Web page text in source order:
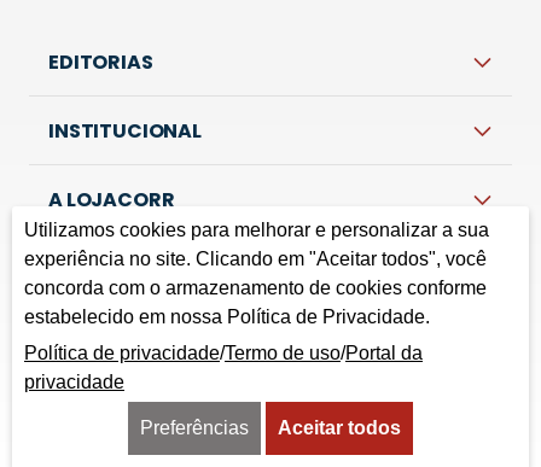
EDITORIAS
INSTITUCIONAL
A LOJACORR
Corretora do Futuro © 2026 Todos os direitos
reservados.
Política de privacidadeTermos de UsoFale Conosco
Utilizamos cookies para melhorar e personalizar a sua
experiência no site. Clicando em "Aceitar todos", você
concorda com o armazenamento de cookies conforme
estabelecido em nossa Política de Privacidade.
Política de privacidade/Termo de uso/Portal da
privacidade
Preferências Aceitar todos